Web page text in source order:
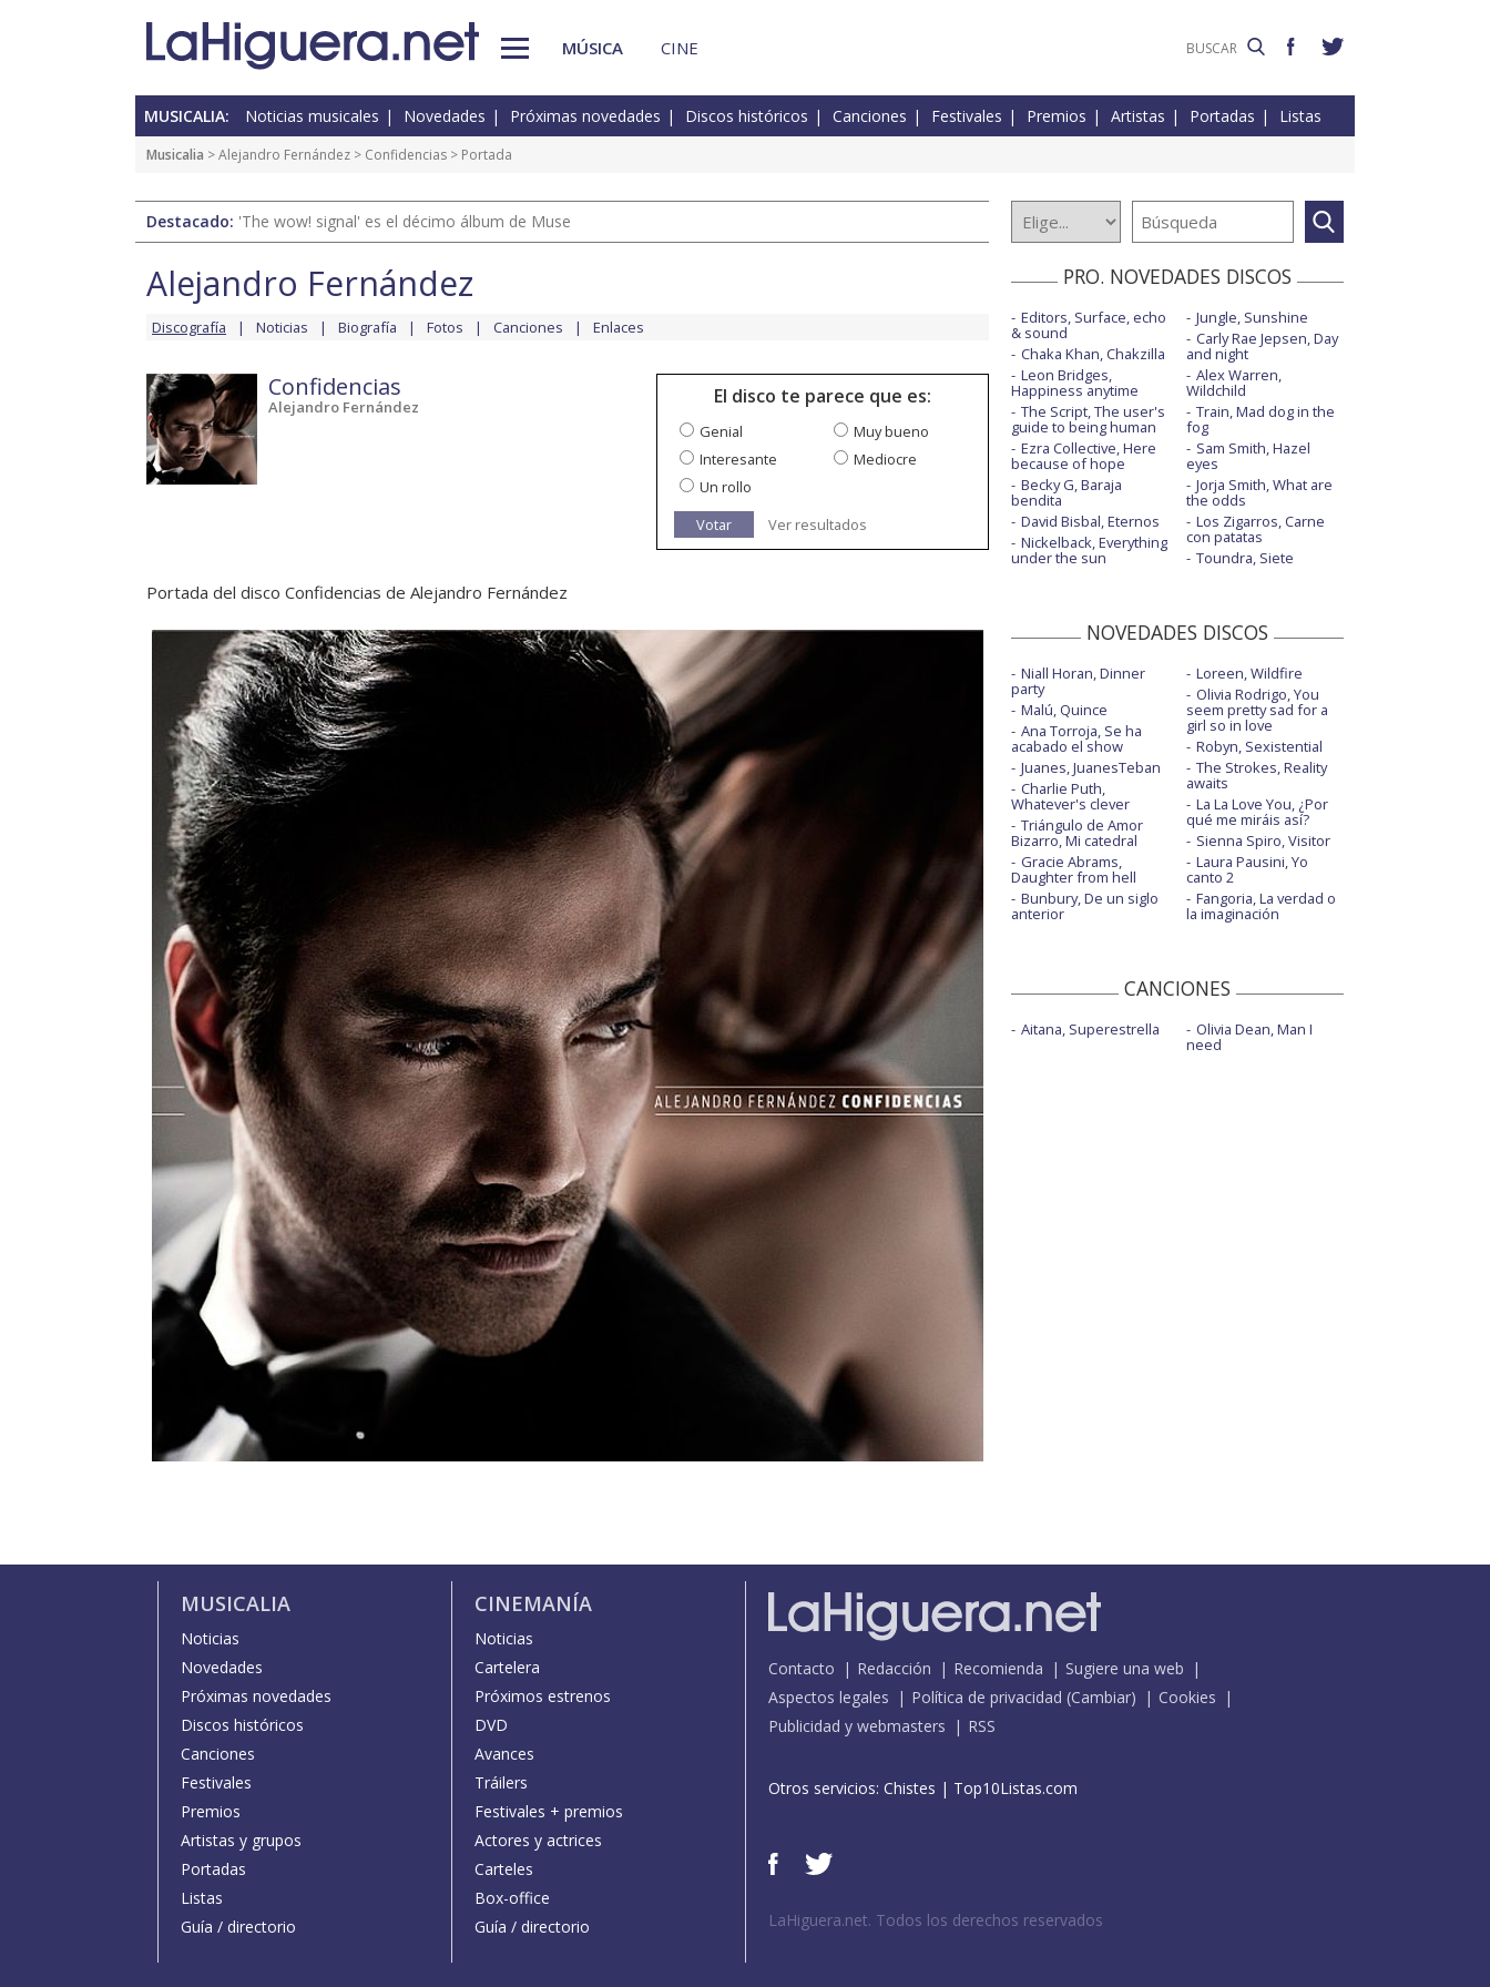
MÚSICA CINE
MUSICALIA: Noticias musicales Novedades Próximas novedades Discos históricos Canciones Festivales Premios Artistas Portadas Listas
Musicalia >Alejandro Fernández > Confidencias > Portada
Destacado: 'The wow! signal' es el décimo álbum de Muse
Alejandro Fernández
Discografía Noticias Biografía Fotos Canciones Enlaces
Confidencias
Alejandro Fernández El disco te parece que es:
Genial
Muy bueno
Interesante
Mediocre
Un rollo
Votar
Ver resultados
Portada del disco Confidencias de Alejandro Fernández
PRO. NOVEDADES DISCOS
Editors, Surface, echo
& sound
Chaka Khan, Chakzilla
Leon Bridges,
Happiness anytime
The Script, The user's
guide to being human
Ezra Collective, Here
because of hope
Becky G, Baraja
bendita
David Bisbal, Eternos
Nickelback, Everything
under the sun
Jungle, Sunshine
Carly Rae Jepsen, Day
and night
Alex Warren,
Wildchild
Train, Mad dog in the
fog
Sam Smith, Hazel
eyes
Jorja Smith, What are
the odds
Los Zigarros, Carne
con patatas
Toundra, Siete
NOVEDADES DISCOS
Niall Horan, Dinner
party
Malú, Quince
Ana Torroja, Se ha
acabado el show
Juanes, JuanesTeban
Charlie Puth,
Whatever's clever
Triángulo de Amor
Bizarro, Mi catedral
Gracie Abrams,
Daughter from hell
Bunbury, De un siglo
anterior
Loreen, Wildfire
Olivia Rodrigo, You
seem pretty sad for a
girl so in love
Robyn, Sexistential
The Strokes, Reality
awaits
La La Love You, ¿Por
qué me miráis así?
Sienna Spiro, Visitor
Laura Pausini, Yo
canto 2
Fangoria, La verdad o
la imaginación
CANCIONES
Aitana, Superestrella Olivia Dean, Man I
need
MUSICALIA
Noticias
Novedades
Próximas novedades
Discos históricos
Canciones
Festivales
Premios
Artistas y grupos
Portadas
Listas
Guía / directorio
CINEMANÍA
Noticias
Cartelera
Próximos estrenos
DVD
Avances
Tráilers
Festivales + premios
Actores y actrices
Carteles
Box-office
Guía / directorio
Contacto Redacción Recomienda
Sugiere una web
Aspectos legales
Política de privacidad (Cambiar)
Cookies
Publicidad y webmasters
RSS
Otros servicios: Chistes | Top10Listas.com
LaHiguera.net. Todos los derechos reservados